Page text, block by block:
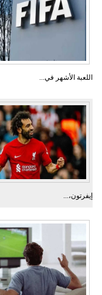
اللعبة الأشهر في...
إيفرتون،...